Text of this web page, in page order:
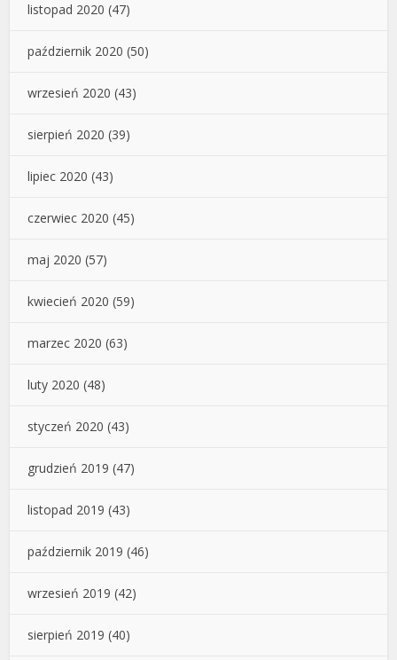
listopad 2020 (47)
październik 2020 (50)
wrzesień 2020 (43)
sierpień 2020 (39)
lipiec 2020 (43)
czerwiec 2020 (45)
maj 2020 (57)
kwiecień 2020 (59)
marzec 2020 (63)
luty 2020 (48)
styczeń 2020 (43)
grudzień 2019 (47)
listopad 2019 (43)
październik 2019 (46)
wrzesień 2019 (42)
sierpień 2019 (40)